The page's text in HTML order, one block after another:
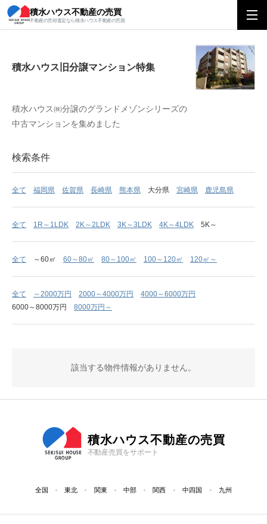
積水ハウス不動産の売買
不動産の売却査定なら積水ハウス不動産の売買
積水ハウス旧分譲マンション特集
積水ハウス旧分譲マンション特集
積水ハウス㈱分譲のグランドメゾンシリーズの
中古マンションを集めました
検索条件
全て 福岡県 佐賀県 長崎県 熊本県 大分県 宮崎県 鹿児島県
全て 1R～1LDK 2K～2LDK 3K～3LDK 4K～4LDK 5K～
全て ～60㎡ 60～80㎡ 80～100㎡ 100～120㎡ 120㎡～
全て ～2000万円 2000～4000万円
4000～6000万円
6000～8000万円
8000万円～
該当する物件情報がありません。
積水ハウス不動産の売買
不動産売買をサポート
全国 東北 関東 中部 関西 中四国 九州